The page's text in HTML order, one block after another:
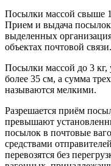
Посылки массой свыше
Прием и выдача посылок
выделенных
объектах почтовой связи.
Посылки массой до 3 кг,
более 35 см, а сумма
называются мелкими.
Разрешается приём
превышают
посылок в почтовые
средствами
перевозятся без